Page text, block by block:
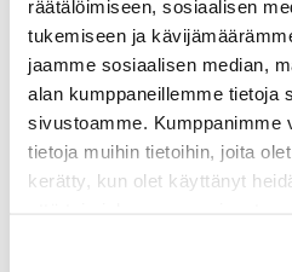
räätälöimiseen, sosiaalisen
tukemiseen ja
jaamme sosiaalisen median,
alan kumppaneillemme tietoja
sivustoamme. Kumppanimme
tietoja muihin tietoihin, joita
kerätty, kun olet käyttänyt
Näytä hotellit